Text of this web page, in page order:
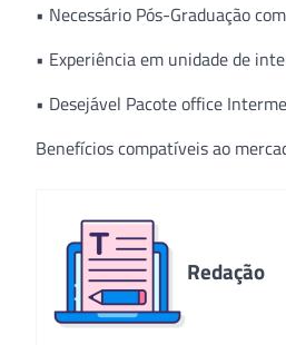
• Necessário Pós-Graduação
• Experiência em unidade de
• Desejável Pacote office
Benefícios compatíveis ao
Redação